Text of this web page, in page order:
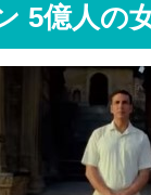
5億人の